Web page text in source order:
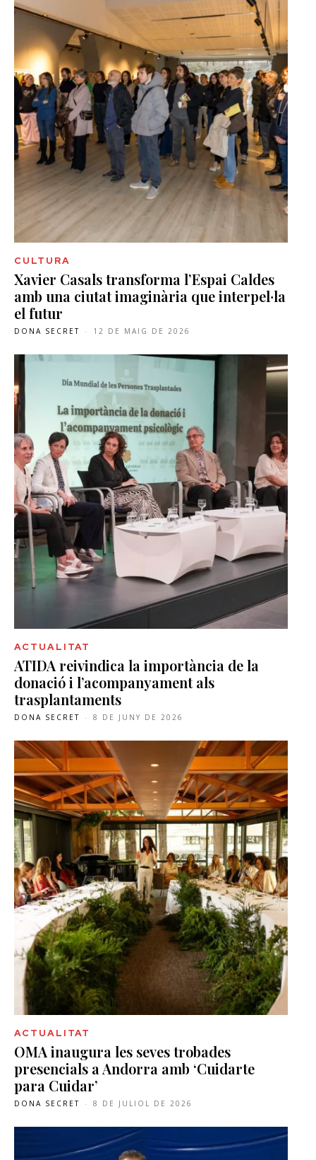
CULTURA
Xavier Casals transforma l’Espai Caldes
amb una ciutat imaginària que interpel·la
el futur
DONA SECRET - 12 DE MAIG DE 2026
ACTUALITAT
ATIDA reivindica la importància de la
donació i l’acompanyament als
trasplantaments
DONA SECRET - 8 DE JUNY DE 2026
ACTUALITAT
OMA inaugura les seves trobades
presencials a Andorra amb ‘Cuidarte
para Cuidar’
DONA SECRET - 8 DE JULIOL DE 2026